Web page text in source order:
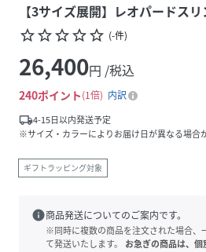
【3サイズ展開】レオパードス
star_borderstar_borderstar_borderstar_borderstar_border (-件)
26,400円 /税込
240ポイント 1倍
内訳
local_shipping4-15日以内発送予定
※サイズ・カラーによりお届け日が異なる場合
ギフトラッピング対象
info商品発送についてのご案内です。
※同時に複数の商品を注文された場合、
て発送いたします。
お急ぎの商品は、個